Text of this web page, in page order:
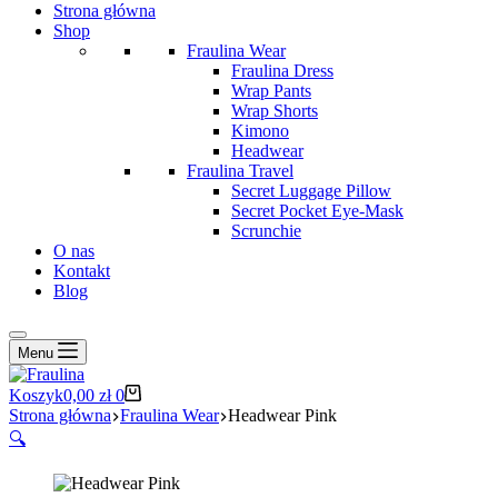
Strona główna
Shop
Fraulina Wear
Fraulina Dress
Wrap Pants
Wrap Shorts
Kimono
Headwear
Fraulina Travel
Secret Luggage Pillow
Secret Pocket Eye-Mask
Scrunchie
O nas
Kontakt
Blog
Menu
Koszyk0,00 zł 0
Strona główna Fraulina Wear Headwear Pink
🔍